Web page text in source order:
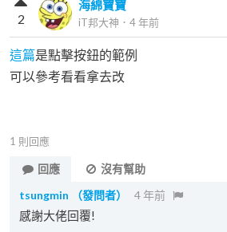
海綿寶寶
iT邦大神 ． 4 年前
2
這篇是點擊按鈕的範例
可以參考看看拿去改
1 則回應
回應
沒有幫助
tsungmin
（發問者） 4 年前
感謝大佬回覆!